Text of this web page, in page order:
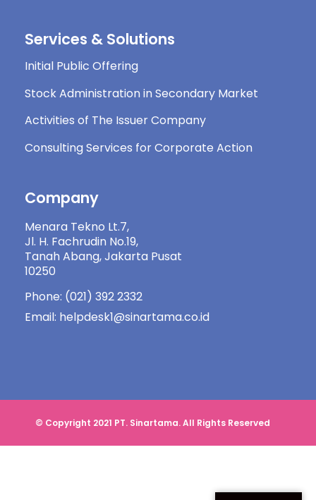
Services & Solutions
Initial Public Offering
Stock Administration in Secondary Market
Activities of The Issuer Company
Consulting Services for Corporate Action
Company
Menara Tekno Lt.7,
Jl. H. Fachrudin No.19,
Tanah Abang, Jakarta Pusat
10250
Phone: (021) 392 2332
Email: helpdesk1@sinartama.co.id
© Copyright 2021 PT. Sinartama. All Rights Reserved